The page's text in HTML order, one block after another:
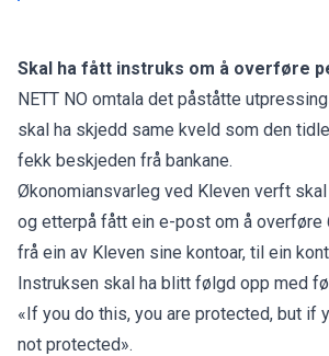
Skal ha fått instruks om å overføre
NETT NO omtala det påståtte
skal ha skjedd same kveld som den
fekk beskjeden frå bankane.
Økonomiansvarleg ved Kleven verft
og etterpå fått ein e-post om å overføre
frå ein av Kleven sine kontoar, til ein
Instruksen skal ha blitt følgd opp med
«If you do this, you are protected, but if
not protected».